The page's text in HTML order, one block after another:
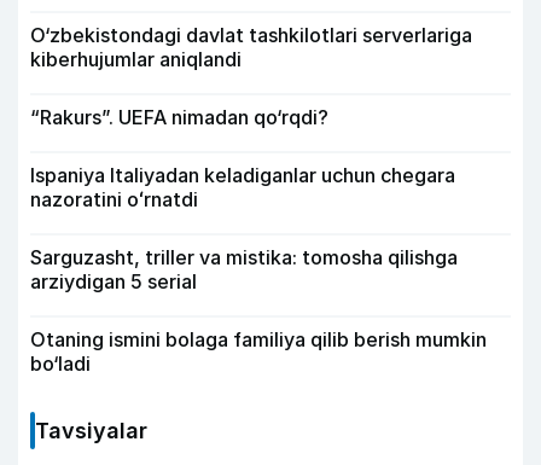
O‘zbekistondagi davlat tashkilotlari serverlariga
kiberhujumlar aniqlandi
“Rakurs”. UEFA nimadan qo‘rqdi?
Ispaniya Italiyadan keladiganlar uchun chegara
nazoratini oʻrnatdi
Sarguzasht, triller va mistika: tomosha qilishga
arziydigan 5 serial
Otaning ismini bolaga familiya qilib berish mumkin
bo‘ladi
Tavsiyalar